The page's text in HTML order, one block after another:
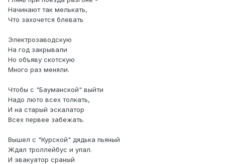
Начинают так мелькать,
Что захочется блевать
Электрозаводскую
На год закрывали
Но объяву скотскую
Много раз меняли.
Чтобы с "Бауманской" выйти
Надо люто всех толкать,
И на старый эскалатор
Всех первее забежать.
Вышел с "Курской" дядька пьяный
Ждал троллейбус и упал.
И эвакуатор сраный